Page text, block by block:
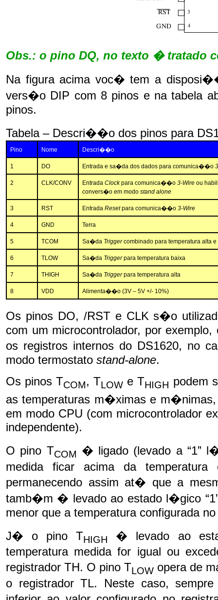
Obs.: o pino DQ, no texto � tratado
Na figura acima voc� tem a
vers�o DIP com 8 pinos e na tabela
pinos.
Tabela – Descri��o dos pinos para
Pino Nome Descri��o
1 DO Entrada e sa�da dos dados para comunica��o
2 CLK/CONV Entrada Clockpara comunica��o 3-Wire ou
convers�o em modo stand alone
3 RST Entrada Resetpara comunica��o 3-Wire
4 GND Terra
5 TCOM Sa�da Triggercombinado para temperatura alta e
6 TLOW Sa�da Triggerpara temperatura baixa
7 THIGH Sa�da Triggerpara temperatura alta
8 VDD Alimenta��o (3V – 5V +/- 10%)
Os pinos DO, /RST e CLK s�o
com um microcontrolador, por exemplo,
os registros internos do DS1620, no
modo termostato stand-alone.
Os pinos TCOM, TLOW e THIGH podem
as temperaturas m�ximas e
em modo CPU (com microcontrolador
independente).
O pino TCOM � ligado (levado a “1”
medida ficar acima da temperatura
permanecendo assim at� que a
tamb�m � levado ao estado l�gico
menor que a temperatura configurada
J� o pino THIGH
� levado ao
temperatura medida for igual ou
registrador TH. O pino TLOW opera de
o registrador TL. Neste caso,